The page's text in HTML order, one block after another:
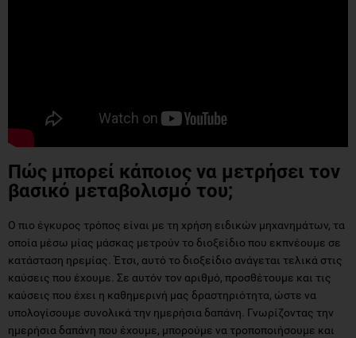
Πώς μπορεί κάποιος να μετρήσει τον
βασικό μεταβολισμό του;
Ο πιο έγκυρος τρόπος είναι με τη χρήση ειδικών μηχανημάτων, τα
οποία μέσω μίας μάσκας μετρούν το διοξείδιο που εκπνέουμε σε
κατάσταση ηρεμίας. Έτσι, αυτό το διοξείδιο ανάγεται τελικά στις
καύσεις που έχουμε. Σε αυτόν τον αριθμό, προσθέτουμε και τις
καύσεις που έχει η καθημερινή μας δραστηριότητα, ώστε να
υπολογίσουμε συνολικά την ημερήσια δαπάνη. Γνωρίζοντας την
ημερήσια δαπάνη που έχουμε, μπορούμε να τροποποιήσουμε και